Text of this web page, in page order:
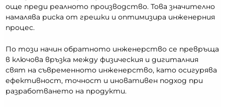
още преди реалното производство. Това значително
намалява риска от грешки и оптимизира инженерния
процес.
По този начин обратното инженерство се превръща
в ключова връзка между физическия и дигиталния
свят на съвременното инженерство, като осигурява
ефективност, точност и иновативен подход при
разработването на продукти.